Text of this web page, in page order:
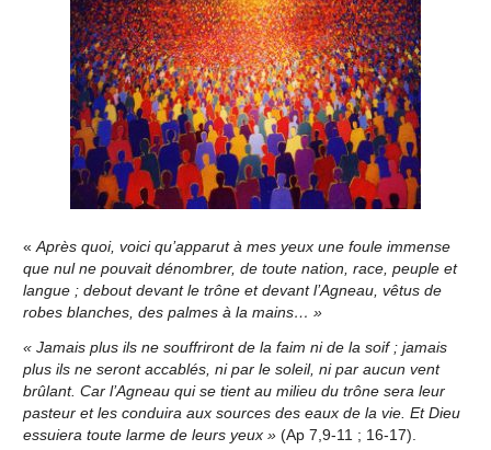
« Après quoi, voici qu’apparut à mes yeux une foule immense
que nul ne pouvait dénombrer, de toute nation, race, peuple et
langue ; debout devant le trône et devant l’Agneau, vêtus de
robes blanches, des palmes à la mains… »
« Jamais plus ils ne souffriront de la faim ni de la soif ; jamais
plus ils ne seront accablés, ni par le soleil, ni par aucun vent
brûlant. Car l’Agneau qui se tient au milieu du trône sera leur
pasteur et les conduira aux sources des eaux de la vie. Et Dieu
essuiera toute larme de leurs yeux » (Ap 7,9-11 ; 16-17).